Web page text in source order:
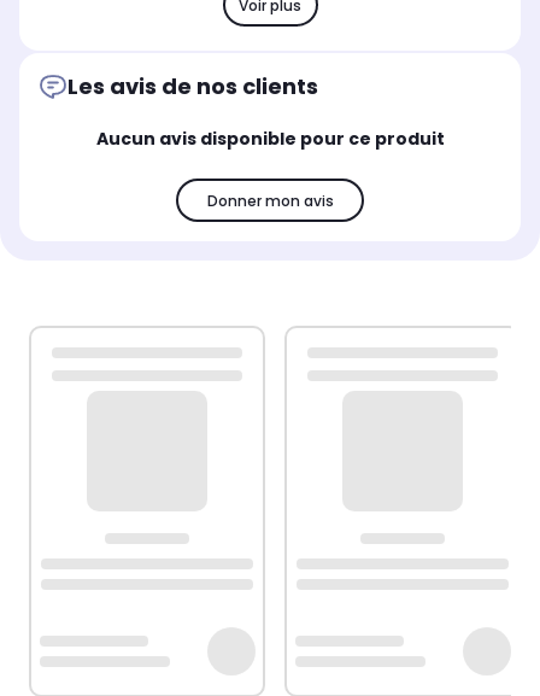
Voir plus
Les avis de nos clients
Aucun avis disponible pour ce produit
Donner mon avis